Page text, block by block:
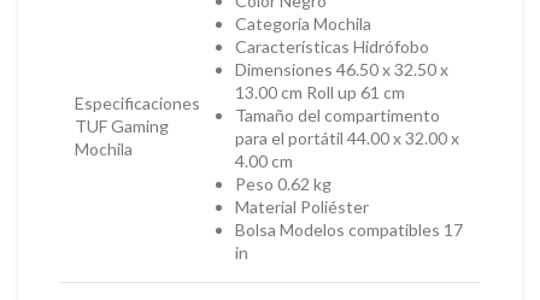
Especificaciones
TUF Gaming
Mochila
Categoría Mochila
Características Hidrófobo
Dimensiones 46.50 x 32.50 x
13.00 cm Roll up 61 cm
Tamaño del compartimento
para el portátil 44.00 x 32.00 x
4.00 cm
Peso 0.62 kg
Material Poliéster
Bolsa Modelos compatibles 17
in